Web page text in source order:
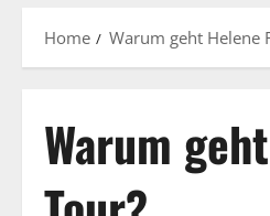
Home Warum geht Helene
Warum